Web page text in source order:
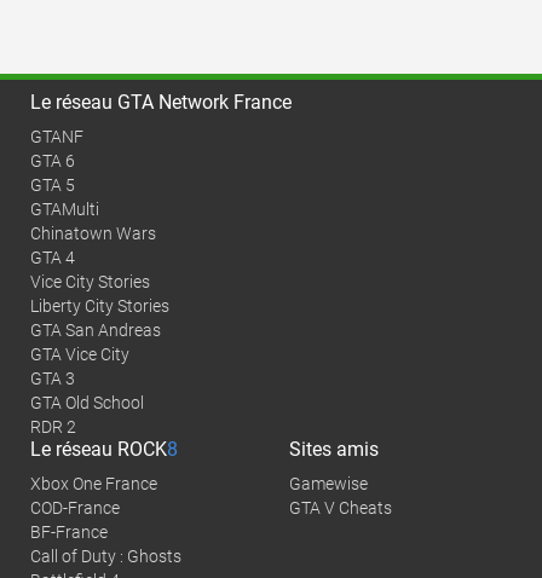
Le réseau GTA Network France
GTANF
GTA 6
GTA 5
GTAMulti
Chinatown Wars
GTA 4
Vice City Stories
Liberty City Stories
GTA San Andreas
GTA Vice City
GTA 3
GTA Old School
RDR 2
Le réseau ROCK8
Xbox One France
COD-France
BF-France
Call of Duty : Ghosts
Sites amis
Gamewise
GTA V Cheats